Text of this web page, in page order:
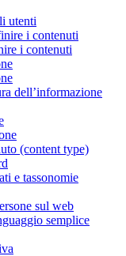
utenti
i contenuti
i contenuti
dell’informazione
(content type)
e tassonomie
sul web
semplice